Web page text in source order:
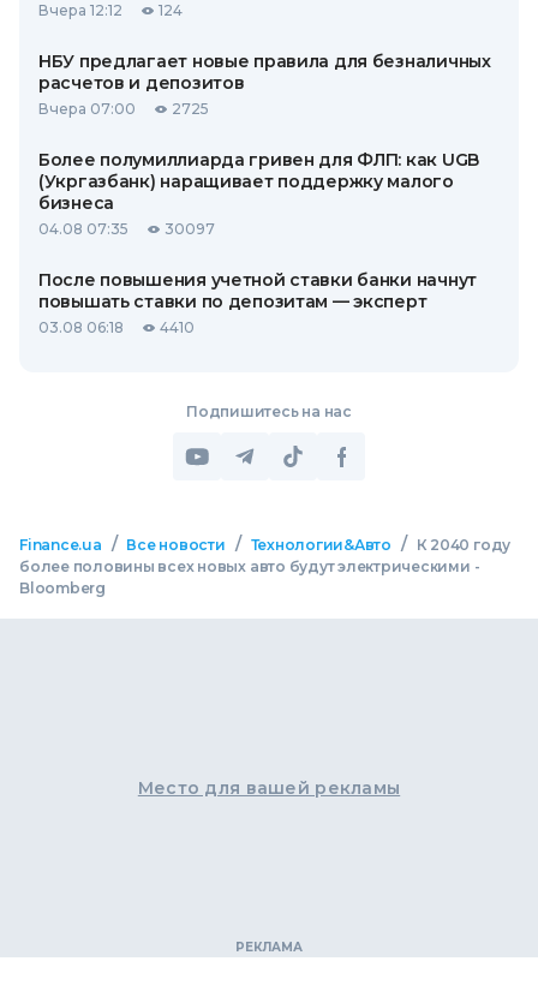
Вчера 12:12 124
НБУ предлагает новые правила для безналичных
расчетов и депозитов
Вчера 07:00 2725
Более полумиллиарда гривен для ФЛП: как UGB
(Укргазбанк) наращивает поддержку малого
бизнеса
04.08 07:35 30097
После повышения учетной ставки банки начнут
повышать ставки по депозитам — эксперт
03.08 06:18 4410
Подпишитесь на нас
Finance.ua / Все новости / Технологии&Авто /
К 2040 году
более половины всех новых авто будут электрическими -
Bloomberg
Место для вашей рекламы